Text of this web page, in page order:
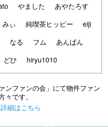
やました
あやたろす
みぃ 純喫茶ヒッピー
eiji
なる フム
あんぱん
どひ hiryu1010
ンファンの会」にて物件ファン
です。
詳細はこちら